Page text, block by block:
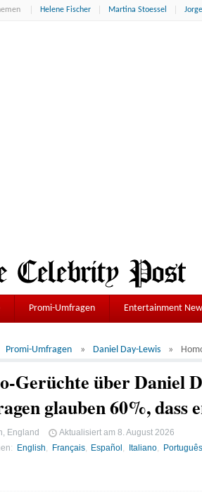
Helene Fischer Martina Stoessel
Promi-Umfragen Entertainment
Promi-Umfragen Daniel Day-Lewis
Gerüchte über Daniel
glauben 60%, dass
England Aktualisiert am 8. August 2026
English Français Español Italiano Português